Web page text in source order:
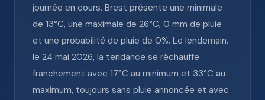
journée en cours, Brest présente une minimale
de 13°C, une maximale de 26°C, 0 mm de pluie
et une probabilité de pluie de 0%. Le lendemain,
le 24 mai 2026, la tendance se réchauffe
franchement avec 17°C au minimum et 33°C au
maximum, toujours sans pluie annoncée et avec